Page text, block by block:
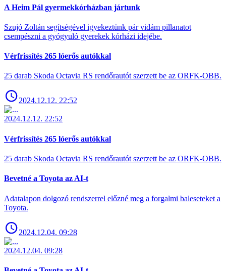
A Heim Pál gyermekkórházban jártunk
Szujó Zoltán segítségével igyekeztünk pár vidám pillanatot
csempészni a gyógyuló gyerekek kórházi idejébe.
Vérfrissítés 265 lóerős autókkal
25 darab Skoda Octavia RS rendőrautót szerzett be az ORFK-OBB.
2024.12.12. 22:52
2024.12.12. 22:52
Vérfrissítés 265 lóerős autókkal
25 darab Skoda Octavia RS rendőrautót szerzett be az ORFK-OBB.
Bevetné a Toyota az AI-t
Adatalapon dolgozó rendszerrel előzné meg a forgalmi baleseteket a
Toyota.
2024.12.04. 09:28
2024.12.04. 09:28